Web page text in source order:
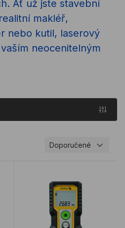
Ať už jste stavební
makléř,
nebo kutil, laserový
neocenitelným
Doporučené